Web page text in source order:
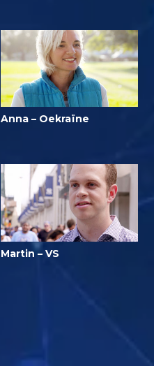
Anna – Oekraïne
Martin – VS